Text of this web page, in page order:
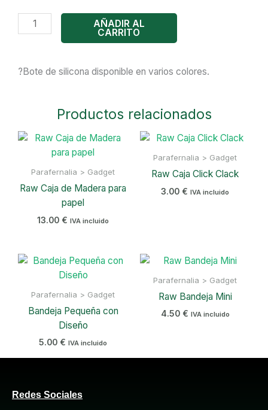
Bote
Mediano
cantidad
AÑADIR AL
CARRITO
?Bote de silicona disponible en varios colores.
Productos relacionados
Parafernalia > Gadget
Raw Caja de Madera para
papel
13.00 € IVA incluido
Parafernalia > Gadget
Raw Caja Click Clack
3.00 € IVA incluido
Parafernalia > Gadget
Bandeja Pequeña con
Diseño
5.00 € IVA incluido
Parafernalia > Gadget
Raw Bandeja Mini
4.50 € IVA incluido
Redes Sociales